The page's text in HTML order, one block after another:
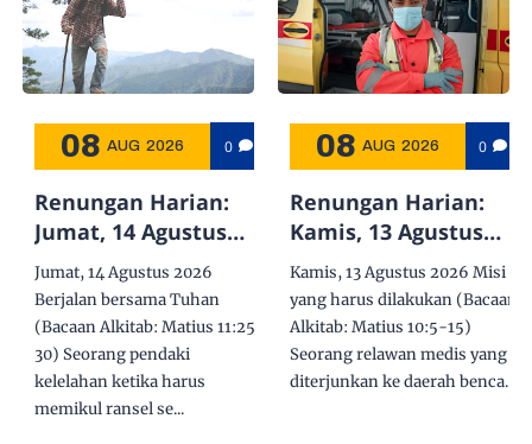
08 AUG 2026 0
Renungan Harian:
Jumat, 14 Agustus
2026 - Berjalan
bersama Tuhan
Jumat, 14 Agustus 2026
Berjalan bersama Tuhan
(Bacaan Alkitab:Matius 11:25-
30) Seorang pendaki
kelelahan ketika harus
memikul ransel se...
08 AUG 2026 0
Renungan Harian:
Kamis, 13 Agustus
2026 - Misi yang
Harus Dilakukan
Kamis, 13 Agustus 2026 Misi
yang harus dilakukan (Bacaan
Alkitab:Matius 10:5-15)
Seorang relawan medis yang
diterjunkan ke daerah benca...